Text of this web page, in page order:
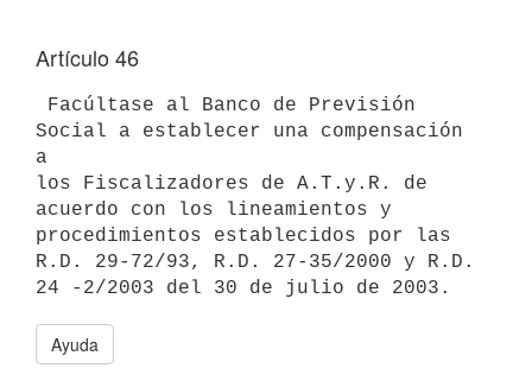
Artículo 46
Social a establecer una compensación
a
los Fiscalizadores de A.T.y.R. de
acuerdo con los lineamientos y
procedimientos establecidos por las
R.D. 29-72/93, R.D. 27-35/2000 y R.D.
Ayuda